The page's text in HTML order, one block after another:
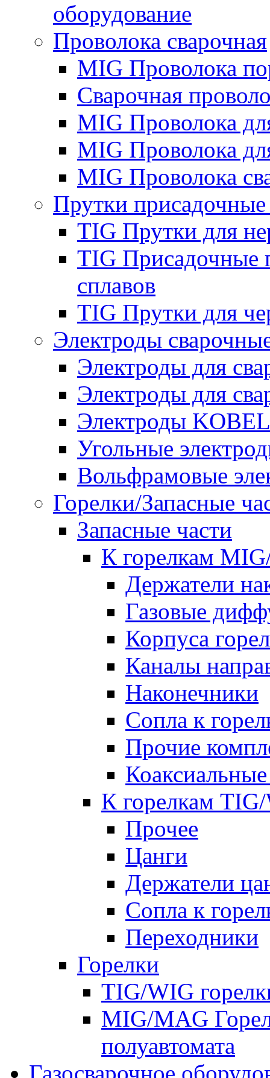
оборудование
Проволока сварочная
MIG Проволока
Сварочная
MIG Проволока
MIG Проволока
MIG Проволока
Прутки
TIG Прутки для
TIG Присадочные
сплавов
TIG Прутки для
Электроды
Электроды для
Электроды для
Электроды
Угольные
Вольфрамовые
Горелки/Запасные
Запасные части
К горелкам
Держатели
Газовые
Корпуса
Каналы
Наконечники
Сопла к
Прочие
К горелкам
Прочее
Цанги
Держатели
Сопла к
Переходники
Горелки
TIG/WIG
MIG/MAG
полуавтомата
Газосварочное